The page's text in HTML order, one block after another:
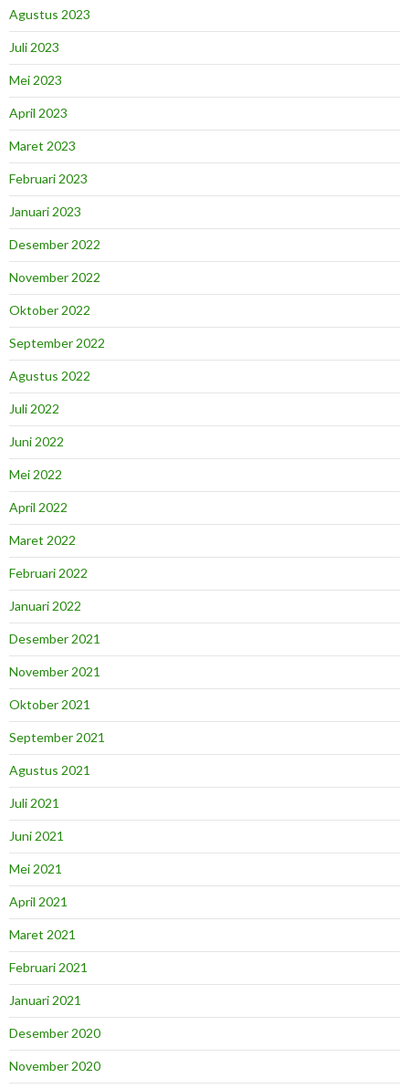
Agustus 2023
Juli 2023
Mei 2023
April 2023
Maret 2023
Februari 2023
Januari 2023
Desember 2022
November 2022
Oktober 2022
September 2022
Agustus 2022
Juli 2022
Juni 2022
Mei 2022
April 2022
Maret 2022
Februari 2022
Januari 2022
Desember 2021
November 2021
Oktober 2021
September 2021
Agustus 2021
Juli 2021
Juni 2021
Mei 2021
April 2021
Maret 2021
Februari 2021
Januari 2021
Desember 2020
November 2020